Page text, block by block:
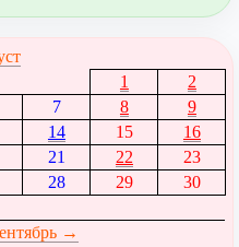
1
2
7 8
9
14 15
16
21 22
23
28 29
30
→